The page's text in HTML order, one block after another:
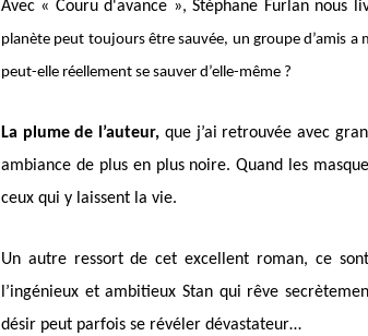
Avec « Couru d'avance », Stéphane Furlan nous
planète peut toujours être sauvée, un groupe d’amis
peut-elle réellement se sauver d’elle-même ?
La plume de l’auteur, que j’ai retrouvée avec
ambiance de plus en plus noire. Quand les
ceux qui y laissent la vie.
Un autre ressort de cet excellent roman, ce sont
l’ingénieux et ambitieux Stan qui rêve
désir peut parfois se révéler dévastateur…